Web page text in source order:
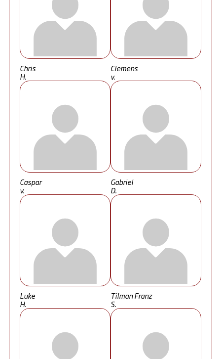
Chris
H.
Clemens
v.
Caspar
v.
Gabriel
D.
Luke
H.
Tilman Franz
S.